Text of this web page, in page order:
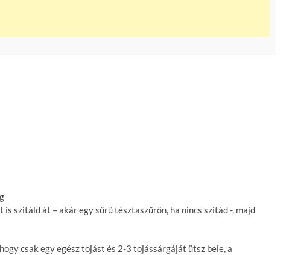
szitáld át – akár egy sűrű tésztaszűrőn, ha nincs szitád -, majd
csak egy egész tojást és 2-3 tojássárgáját ütsz bele, a